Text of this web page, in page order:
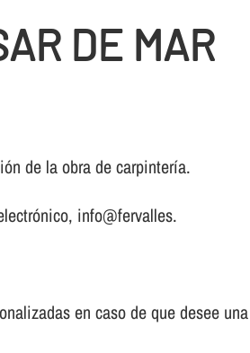
DE MAR
de la obra de carpinterí­a.
info@fervalles.
en caso de que desee